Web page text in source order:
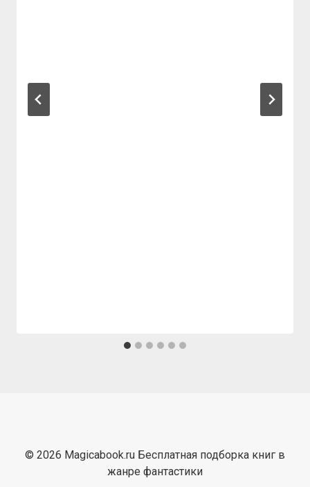
© 2026 Magicabook.ru Бесплатная подборка книг в
жанре фантастики